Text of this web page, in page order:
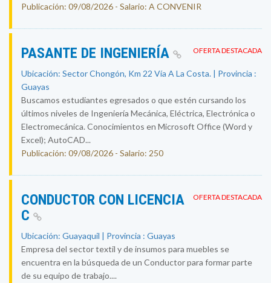
Publicación: 09/08/2026 - Salario: A CONVENIR
OFERTA DESTACADA
PASANTE DE INGENIERÍA
Ubicación: Sector Chongón, Km 22 Vía A La Costa. | Provincia :
Guayas
Buscamos estudiantes egresados o que estén cursando los
últimos niveles de Ingeniería Mecánica, Eléctrica, Electrónica o
Electromecánica. Conocimientos en Microsoft Office (Word y
Excel); AutoCAD...
Publicación: 09/08/2026 - Salario: 250
OFERTA DESTACADA
CONDUCTOR CON LICENCIA
C
Ubicación: Guayaquil | Provincia : Guayas
Empresa del sector textil y de insumos para muebles se
encuentra en la búsqueda de un Conductor para formar parte
de su equipo de trabajo....